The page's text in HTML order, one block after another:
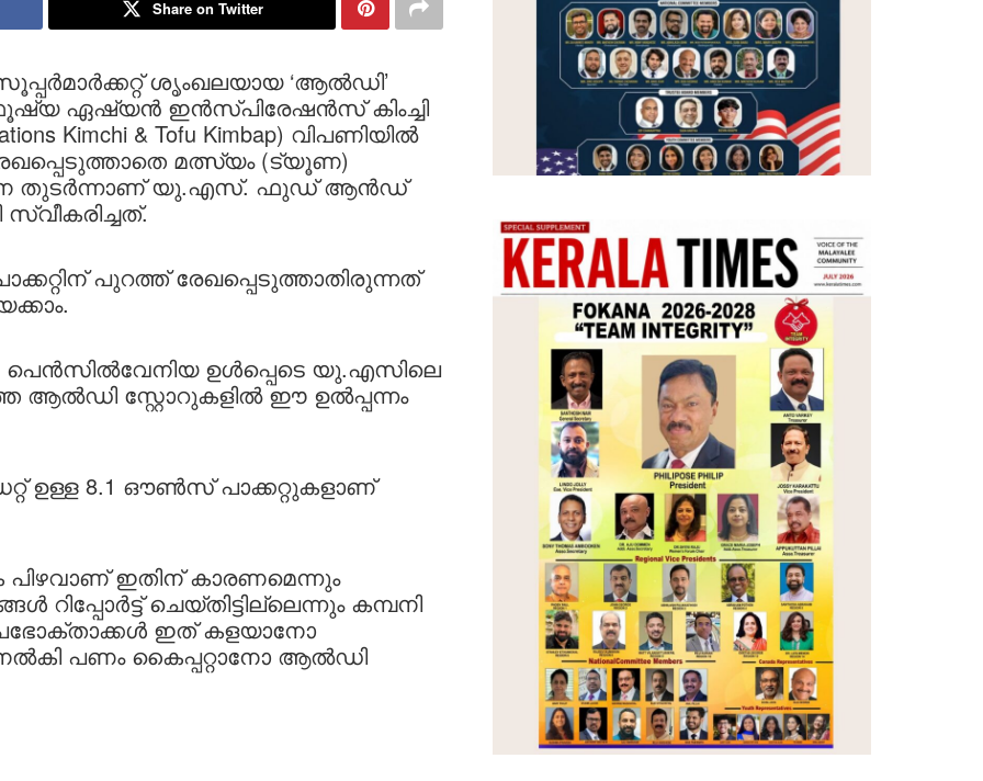
Share on Twitter
ശൃംഖലയായ ‘ആൽഡി’
ഏഷ്യൻ ഇൻസ്പിരേഷൻസ് കിംച്ചി
Kimchi & Tofu Kimbap) വിപണിയിൽ
രേഖപ്പെടുത്താതെ മത്സ്യം (ട്യൂണ)
തുടർന്നാണ് യു.എസ്. ഫുഡ് ആൻഡ്
പുറത്ത് രേഖപ്പെടുത്താതിരുന്നത്
ഉൾപ്പെടെ യു.എസിലെ
ആൽഡി സ്റ്റോറുകളിൽ ഈ ഉൽപ്പന്നം
ഉള്ള 8.1 ഔൺസ് പാക്കറ്റുകളാണ്
പിഴവാണ് ഇതിന് കാരണമെന്നും
ചെയ്തിട്ടില്ലെന്നും കമ്പനി
ഇത് കളയാനോ
നൽകി പണം കൈപ്പറ്റാനോ ആൽഡി